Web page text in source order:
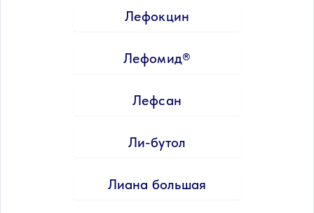
Лефокцин
Лефомид®
Лефсан
Ли-бутол
Лиана большая